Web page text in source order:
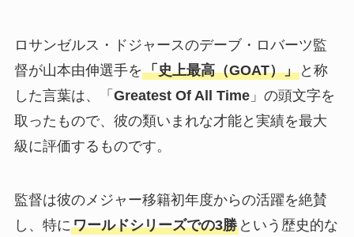
ロサンゼルス・ドジャースのデーブ・ロバーツ監
督が山本由伸選手を「史上最高（GOAT）」と称
した言葉は、「 Greatest Of All Time」の頭文字を
取ったもので、彼の類いまれな才能と実績を最大
級に評価するものです。
監督は彼のメジャー移籍初年度からの活躍を絶賛
し、特にワールドシリーズでの3勝という歴史的な